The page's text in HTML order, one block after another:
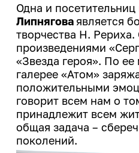
Одна и посетительниц
Липнягова является
творчества Н.
произведениями
«Звезда героя». По
галерее «Атом»
положительными
говорит всем нам о
принадлежит всем
общая задача –
поколений.